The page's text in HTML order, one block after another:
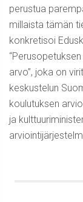
perustua
millaista tämän
konkretisoi
arvo”, joka on
keskustelun
koulutuksen
ja